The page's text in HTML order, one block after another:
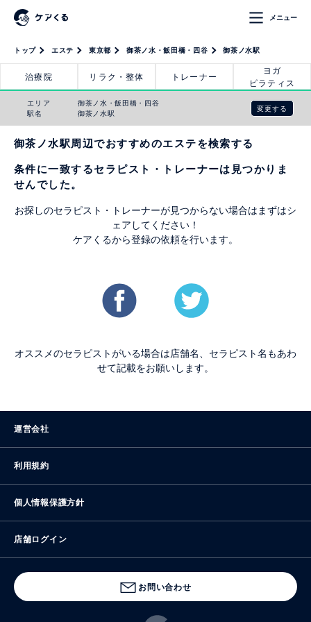
メニュー
トップ エステ 東京都 御茶ノ水・飯田橋・四谷 御茶ノ水駅
治療院 リラク・整体 トレーナー
ヨガ
ピラティス
エリア
駅名
御茶ノ水・飯田橋・四谷
御茶ノ水駅
変更する
御茶ノ水駅周辺でおすすめのエステを検索する
条件に一致するセラピスト・トレーナーは見つかりま
せんでした。
お探しのセラピスト・トレーナーが見つからない場合はまずはシ
ェアしてください！
ケアくるから登録の依頼を行います。
オススメのセラピストがいる場合は店舗名、セラピスト名もあわ
せて記載をお願いします。
運営会社
利用規約
個人情報保護方針
店舗ログイン
お問い合わせ